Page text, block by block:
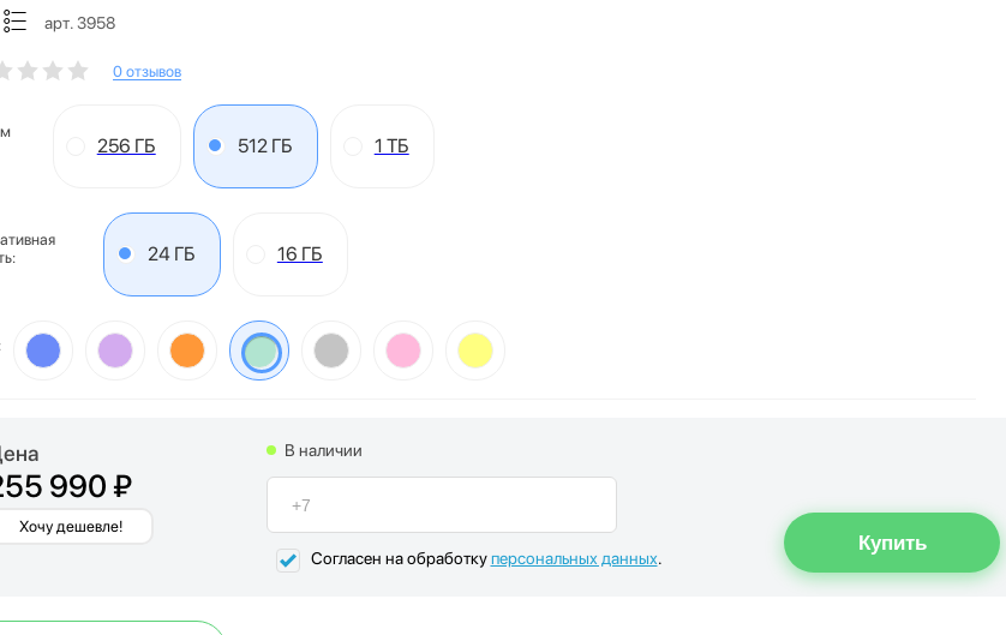
арт. 3958
0 отзывов
256 ГБ 512 ГБ 1 ТБ
24 ГБ 16 ГБ
990 ₽
Хочу дешевле!
В наличии
Согласен на обработкуперсональных данных.